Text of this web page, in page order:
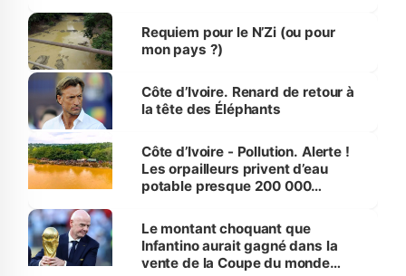
Requiem pour le N’Zi (ou pour
mon pays ?)
Côte d’Ivoire. Renard de retour à
la tête des Éléphants
Côte d’Ivoire - Pollution. Alerte !
Les orpailleurs privent d’eau
potable presque 200 000
Le montant choquant que
Infantino aurait gagné dans la
vente de la Coupe du monde